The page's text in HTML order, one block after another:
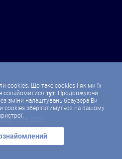
cookies. Що таке cookies і як ми їх
ознайомитися тут. Продовжуючи
зміни налаштувань браузера Ви
cookies зберігатимуться на вашому
1999-2026